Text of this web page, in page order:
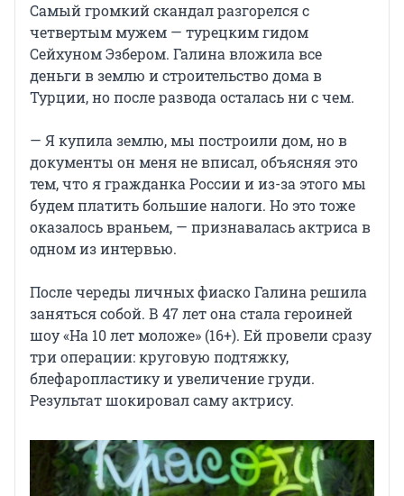
Самый громкий скандал разгорелся с
четвертым мужем — турецким гидом
Сейхуном Эзбером. Галина вложила все
деньги в землю и строительство дома в
Турции, но после развода осталась ни с чем.
— Я купила землю, мы построили дом, но в
документы он меня не вписал, объясняя это
тем, что я гражданка России и из-за этого мы
будем платить большие налоги. Но это тоже
оказалось враньем, — признавалась актриса в
одном из интервью.
После череды личных фиаско Галина решила
заняться собой. В 47 лет она стала героиней
шоу «На 10 лет моложе» (16+). Ей провели сразу
три операции: круговую подтяжку,
блефаропластику и увеличение груди.
Результат шокировал саму актрису.